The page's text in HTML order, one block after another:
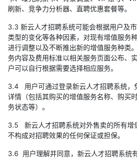
刷新、竞争力分析器、直聘优惠套餐等。
3.3 新云人才招聘系统可能会根据用户及
类型的变化等各种因素，对现有增值服务
进行调整以及不断推出新的增值服务种类
务内容及费用标准以相关服务页面公布、
户可以自行根据需要选择相应服务。
3.4 用户可通过登录新云人才招聘系统，
详情（包括其购买的增值服务名称、购买
务状态等）。
3.5 新云人才招聘系统对外售卖的所有增
不构成对招聘效果的任何保证或担保。
3.6 用户理解并同意，新云人才招聘系统